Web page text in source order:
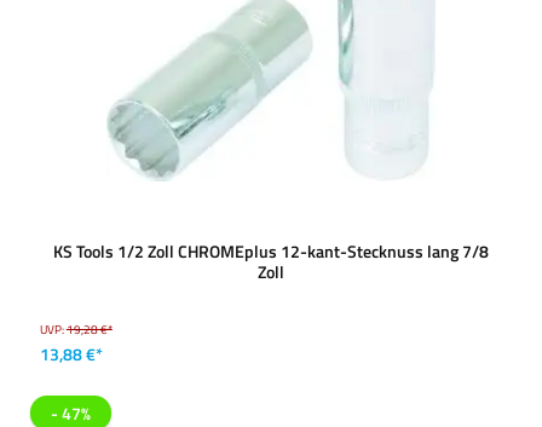
KS Tools 1/2 Zoll CHROMEplus 12-kant-Stecknuss lang 7/8
Zoll
UVP:19,28 €*
13,88 €*
- 47%